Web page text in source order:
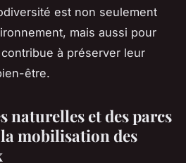
est non seulement
mais aussi pour
à préserver leur
être.
naturelles et des parcs
mobilisation des